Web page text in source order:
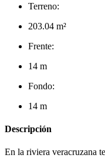
Terreno:
203.04 m²
Frente:
14 m
Fondo:
14 m
Descripción
En la riviera veracruzana